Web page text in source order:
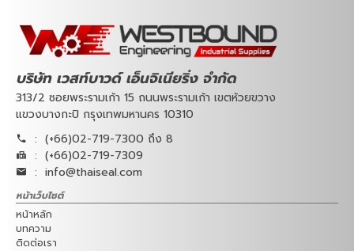
บริษัท เวสท์บาวด์ เอ็นจิเนียริ่ง จำกัด
313/2 ซอยพระรามเก้า 15 ถนนพระรามเก้า เขตห้วยขวาง
แขวงบางกะปิ กรุงเทพมหานคร 10310
: (+66)02-719-7300 ถึง 8
: (+66)02-719-7309
: info@thaiseal.com
หน้าเว็บไซต์
หน้าหลัก
บทความ
ติดต่อเรา